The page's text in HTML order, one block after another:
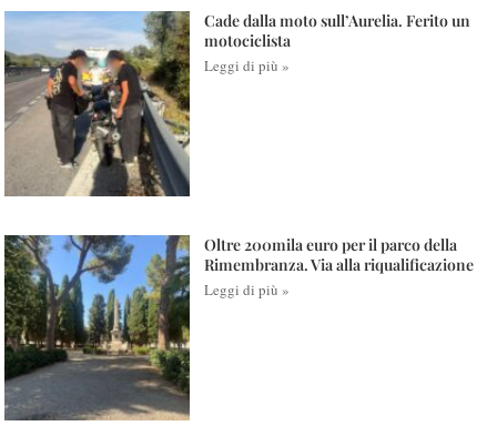
Cade dalla moto sull’Aurelia. Ferito un
motociclista
Leggi di più »
Oltre 200mila euro per il parco della
Rimembranza. Via alla riqualificazione
Leggi di più »